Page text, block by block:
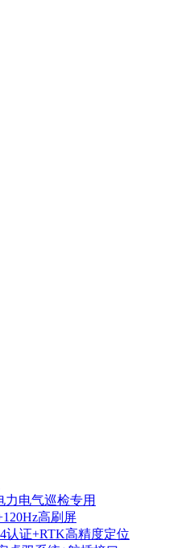
力电气巡检专用
高刷屏
认证+RTK高精度定位